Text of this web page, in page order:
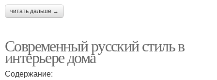
читать дальше →
Современный русский стиль в
интерьере дома
Содержание: